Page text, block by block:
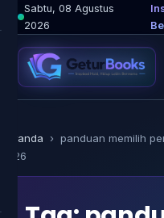
Lewati
ke
konten
Sabtu, 08 Agustus
2026
Beranda › panduan memilih
2026